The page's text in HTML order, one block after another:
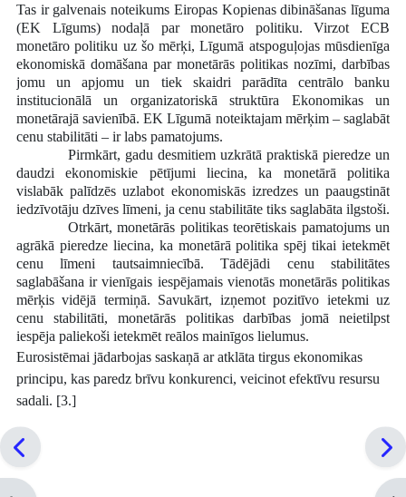
Tas ir galvenais noteikums Eiropas Kopienas dibināšanas līguma
(EK Līgums) nodaļā par monetāro politiku. Virzot ECB
monetāro politiku uz šo mērķi, Līgumā atspoguļojas mūsdienīga
ekonomiskā domāšana par monetārās politikas nozīmi, darbības
jomu un apjomu un tiek skaidri parādīta centrālo banku
institucionālā un organizatoriskā struktūra Ekonomikas un
monetārajā savienībā. EK Līgumā noteiktajam mērķim – saglabāt
cenu stabilitāti – ir labs pamatojums.
Pirmkārt, gadu desmitiem uzkrātā praktiskā pieredze un
daudzi ekonomiskie pētījumi liecina, ka monetārā politika
vislabāk palīdzēs uzlabot ekonomiskās izredzes un paaugstināt
iedzīvotāju dzīves līmeni, ja cenu stabilitāte tiks saglabāta ilgstoši.
Otrkārt, monetārās politikas teorētiskais pamatojums un
agrākā pieredze liecina, ka monetārā politika spēj tikai ietekmēt
cenu līmeni tautsaimniecībā. Tādējādi cenu stabilitātes
saglabāšana ir vienīgais iespējamais vienotās monetārās politikas
mērķis vidējā termiņā. Savukārt, izņemot pozitīvo ietekmi uz
cenu stabilitāti, monetārās politikas darbības jomā neietilpst
iespēja paliekoši ietekmēt reālos mainīgos lielumus.
Eurosistēmai jādarbojas saskaņā ar atklāta tirgus ekonomikas
principu, kas paredz brīvu konkurenci, veicinot efektīvu resursu
sadali. [3.]